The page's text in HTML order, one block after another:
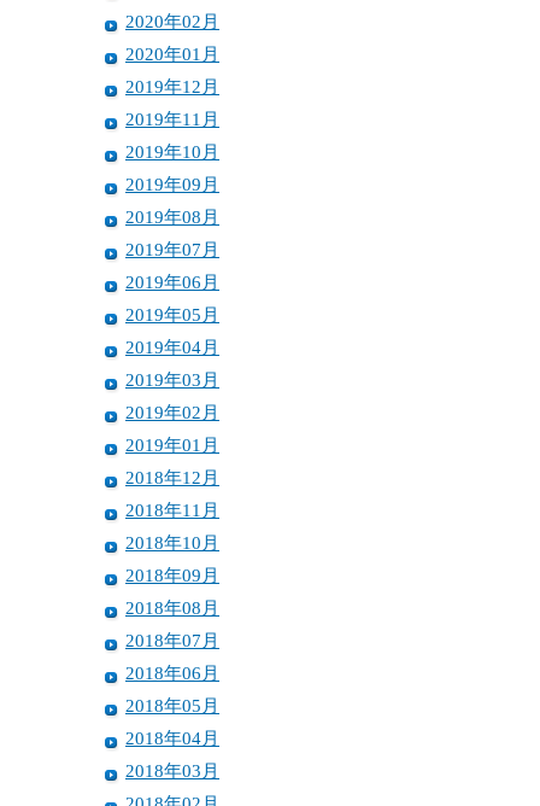
2020年02月
2020年01月
2019年12月
2019年11月
2019年10月
2019年09月
2019年08月
2019年07月
2019年06月
2019年05月
2019年04月
2019年03月
2019年02月
2019年01月
2018年12月
2018年11月
2018年10月
2018年09月
2018年08月
2018年07月
2018年06月
2018年05月
2018年04月
2018年03月